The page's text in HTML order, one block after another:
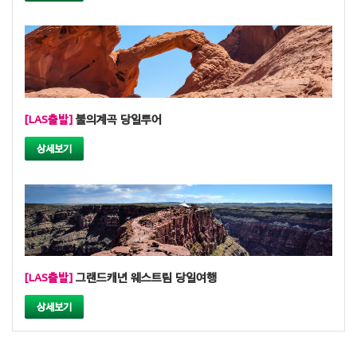
[LAS출발] 불의계곡 당일투어
상세보기
[LAS출발] 그랜드캐년 웨스트림 당일여행
상세보기